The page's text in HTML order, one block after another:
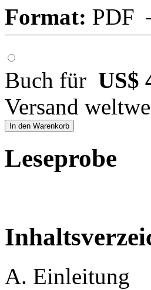
Format: PDF
Buch für US$
Versand
In den Warenkorb
Leseprobe
A. Einleitung